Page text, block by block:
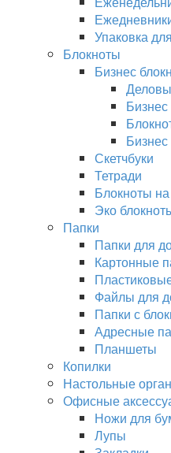
Упаковка
Блокноты
Бизнес
Скетчбуки
Тетради
Блокноты
Эко
Папки
Папки для
Картонные
Файлы для
Папки с
Адресные
Планшеты
Копилки
Настольные
Офисные
Ножи для
Лупы